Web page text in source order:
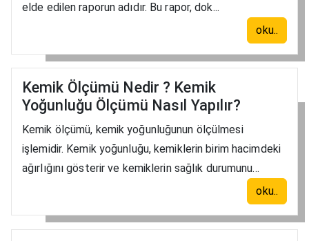
elde edilen raporun adıdır. Bu rapor, dok...
oku..
Kemik Ölçümü Nedir ? Kemik
Yoğunluğu Ölçümü Nasıl Yapılır?
Kemik ölçümü, kemik yoğunluğunun ölçülmesi
işlemidir. Kemik yoğunluğu, kemiklerin birim hacimdeki
ağırlığını gösterir ve kemiklerin sağlık durumunu...
oku..